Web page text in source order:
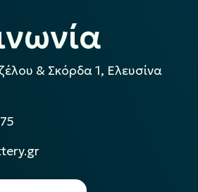
& Σκόρδα 1, Ελευσίνα